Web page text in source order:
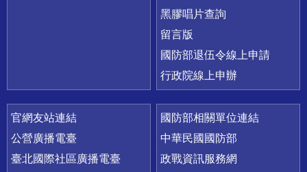
黑膠唱片查詢
留言版
國防部退伍令線上申請
行政院線上申辦
官網友站連結
公營廣播電臺
臺北國際社區廣播電臺
國防部相關單位連結
中華民國國防部
政戰資訊服務網